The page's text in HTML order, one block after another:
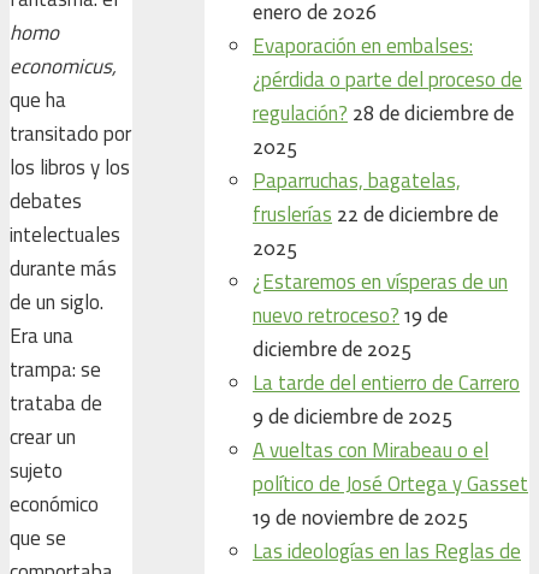
homo
economicus,
que ha
transitado por
los libros y los
debates
intelectuales
durante más
de un siglo.
Era una
trampa: se
trataba de
crear un
sujeto
económico
que se
enero de 2026
Evaporación en embalses:
¿pérdida o parte del proceso de
regulación? 28 de diciembre de
2025
Paparruchas, bagatelas,
fruslerías 22 de diciembre de
2025
¿Estaremos en vísperas de un
nuevo retroceso? 19 de
diciembre de 2025
La tarde del entierro de Carrero
9 de diciembre de 2025
A vueltas con Mirabeau o el
político de José Ortega y Gasset
19 de noviembre de 2025
Las ideologías en las Reglas de